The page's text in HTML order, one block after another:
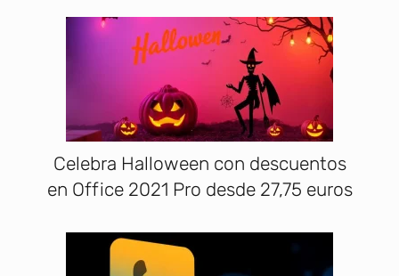
Celebra Halloween con descuentos
en Office 2021 Pro desde 27,75 euros